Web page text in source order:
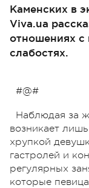
Каменских в
Viva.ua
отношениях с
слабостях.
#@#
Наблюдая за
возникает
хрупкой
гастролей и
регулярных
которые